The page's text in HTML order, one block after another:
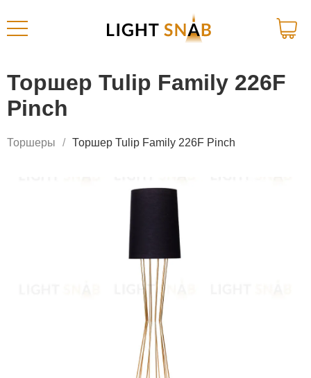
Торшер Tulip Family 226F
Pinch
Торшеры Торшер Tulip Family 226F Pinch